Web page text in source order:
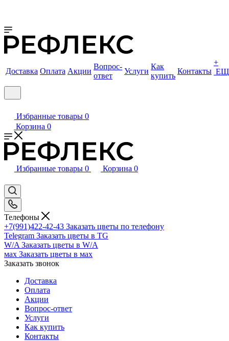
Доставка Оплата Акции
Вопрос-
ответ
Услуги
Как
купить
Контакты
+
Избранные товары 0
Корзина 0
Избранные товары 0 Корзина 0
Телефоны
+7(991)422-42-43 Заказать цветы по телефону
Telegram Заказать цветы в TG
W/A Заказать цветы в W/A
мах Заказать цветы в мах
Заказать звонок
Доставка
Оплата
Акции
Вопрос-ответ
Услуги
Как купить
Контакты